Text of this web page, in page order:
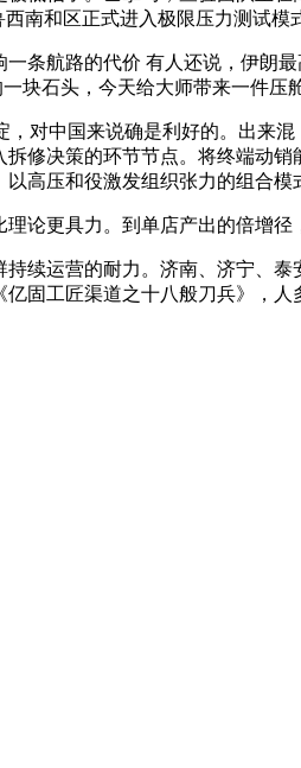
南和区正式进入极限压力测试模
航路的代价 有人还说，伊朗最
块石头，今天给大师带来一件压
对中国来说确是利好的。出来
修决策的环节节点。将终端动
高压和役激发组织张力的组合模
更具力。到单店产出的倍增径
运营的耐力。济南、济宁、泰
工匠渠道之十八般刀兵》，人